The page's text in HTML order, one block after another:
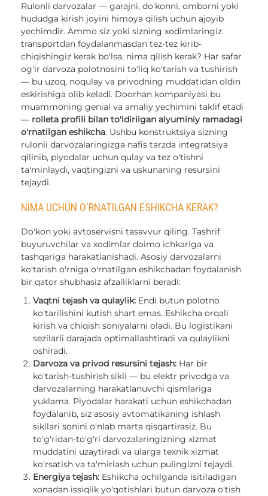
Rulonli darvozalar — garajni, do'konni, omborni yoki
hududga kirish joyini himoya qilish uchun ajoyib
yechimdir. Ammo siz yoki sizning xodimlaringiz
transportdan foydalanmasdan tez-tez kirib-
chiqishingiz kerak bo'lsa, nima qilish kerak? Har safar
og'ir darvoza polotnosini to'liq ko'tarish va tushirish
— bu uzoq, noqulay va privodning muddatidan oldin
eskirishiga olib keladi. Doorhan kompaniyasi bu
muammoning genial va amaliy yechimini taklif etadi
— rolleta profili bilan to'ldirilgan alyuminiy ramadagi
o'rnatilgan eshikcha. Ushbu konstruktsiya sizning
rulonli darvozalaringizga nafis tarzda integratsiya
qilinib, piyodalar uchun qulay va tez o'tishni
ta'minlaydi, vaqtingizni va uskunaning resursini
tejaydi.
NIMA UCHUN O'RNATILGAN ESHIKCHA KERAK?
Do'kon yoki avtoservisni tasavvur qiling. Tashrif
buyuruvchilar va xodimlar doimo ichkariga va
tashqariga harakatlanishadi. Asosiy darvozalarni
ko'tarish o'rniga o'rnatilgan eshikchadan foydalanish
bir qator shubhasiz afzalliklarni beradi:
Vaqtni tejash va qulaylik: Endi butun polotno
ko'tarilishini kutish shart emas. Eshikcha orqali
kirish va chiqish soniyalarni oladi. Bu logistikani
sezilarli darajada optimallashtiradi va qulaylikni
oshiradi.
Darvoza va privod resursini tejash: Har bir
ko'tarish-tushirish sikli — bu elektr privodga va
darvozalarning harakatlanuvchi qismlariga
yuklama. Piyodalar harakati uchun eshikchadan
foydalanib, siz asosiy avtomatikaning ishlash
sikllari sonini o'nlab marta qisqartirasiz. Bu
to'g'ridan-to'g'ri darvozalaringizning xizmat
muddatini uzaytiradi va ularga texnik xizmat
ko'rsatish va ta'mirlash uchun pulingizni tejaydi.
Energiya tejash: Eshikcha ochilganda isitiladigan
xonadan issiqlik yo'qotishlari butun darvoza o'tish